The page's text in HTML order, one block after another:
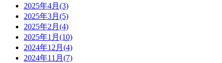
2025年4月(3)
2025年3月(5)
2025年2月(4)
2025年1月(10)
2024年12月(4)
2024年11月(7)